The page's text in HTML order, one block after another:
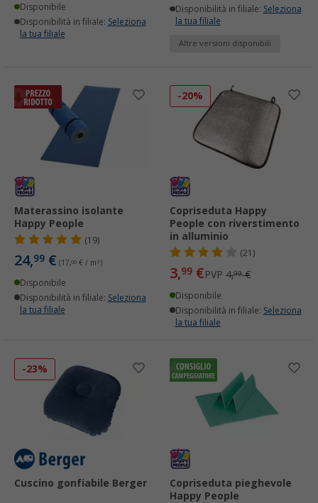
Disponibile
Disponibilità in filiale: Seleziona
la tua filiale
Disponibilità in filiale: Seleziona
la tua filiale
Altre versioni disponibili
Materassino isolante
Happy People
(19)
24,99 € (17,00 € / m²)
Disponibile
Disponibilità in filiale: Seleziona
la tua filiale
-20%
Copriseduta Happy
People con riverstimento
in alluminio
(21)
3,99 €PVP 4,99€
Disponibile
Disponibilità in filiale: Seleziona
la tua filiale
-23%
Cuscino gonfiabile Berger
Copriseduta pieghevole
Happy People